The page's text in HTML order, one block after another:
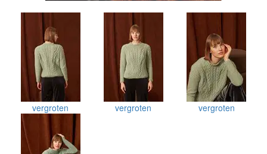
vergroten vergroten vergroten